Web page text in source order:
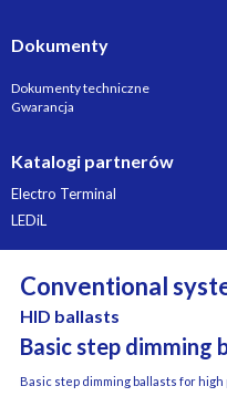
Dokumenty
Dokumenty techniczne
Gwarancja
Katalogi partnerów
Electro Terminal
LEDiL
Conventional
HID ballasts
Basic step dimming
Basic step dimming ballasts for